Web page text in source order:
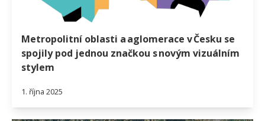
Metropolitní oblasti a aglomerace v Česku se
spojily pod jednou značkou s novým vizuálním
stylem
1. října 2025